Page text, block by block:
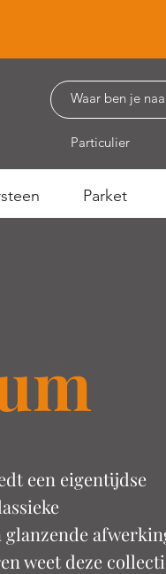
Particulier
Parket
een eigentijdse
weet deze